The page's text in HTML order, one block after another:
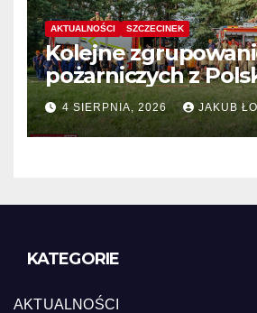
AKTUALNOŚCI SZCZECINEK
Kolejne
pożarniczych z
Niemiec w regionie
4 SIERPNIA, 2026 JAKUB
KATEGORIE
AKTUALNOŚCI